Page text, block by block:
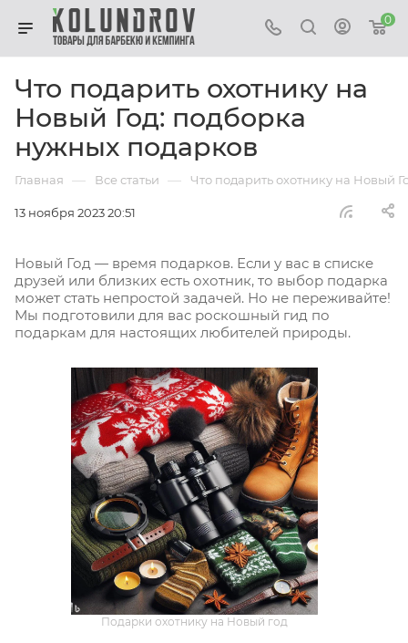
0
Что подарить охотнику на
Новый Год: подборка
нужных подарков
Главная — Все статьи — Что подарить охотнику на Новый
13 ноября 2023 20:51
Новый Год — время подарков. Если у вас в списке
друзей или близких есть охотник, то выбор подарка
может стать непростой задачей. Но не переживайте!
Мы подготовили для вас роскошный гид по
подаркам для настоящих любителей природы.
Подарки охотнику на Новый год